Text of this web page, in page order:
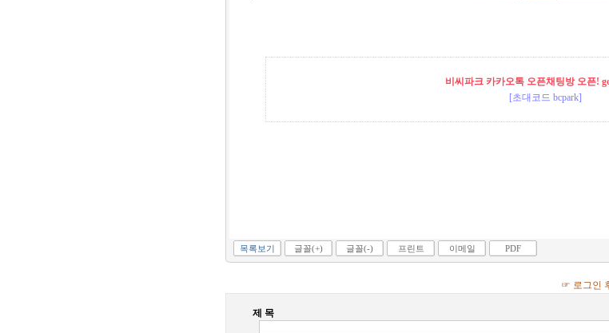
비씨파크 카카오톡 오픈채팅방 오픈!
[초대코드 bcpark]
목록보기 글꼴(+) 글꼴(-) 프린트 이메일 PDF
☞ 로그인
제 목